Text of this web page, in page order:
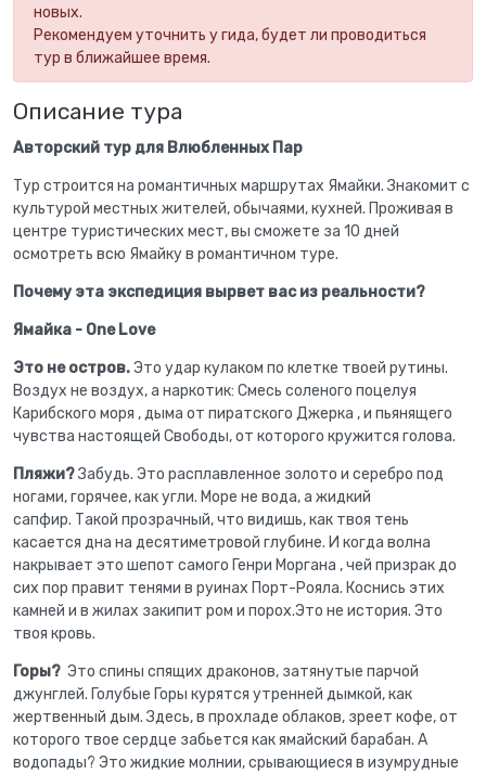
новых.
Рекомендуем уточнить у гида, будет ли проводиться
тур в ближайшее время.
Описание тура
Авторский тур для Влюбленных Пар
Тур строится на романтичных маршрутах Ямайки. Знакомит с
культурой местных жителей, обычаями, кухней. Проживая в
центре туристических мест, вы сможете за 10 дней
осмотреть всю Ямайку в романтичном туре.
Почему эта экспедиция вырвет вас из реальности?
Ямайка - One Love
Это не остров.Это удар кулаком по клетке твоей рутины.
Воздух не воздух, а наркотик: Смесь соленого поцелуя
Карибского моря , дыма от пиратского Джерка , и пьянящего
чувства настоящей Свободы, от которого кружится голова.
Пляжи?Забудь. Это расплавленное золото и серебро под
ногами, горячее, как угли. Море не вода, а жидкий
сапфир. Такой прозрачный, что видишь, как твоя тень
касается дна на десятиметровой глубине. И когда волна
накрывает это шепот самого Генри Моргана , чей призрак до
сих пор правит тенями в руинах Порт-Рояла. Коснись этих
камней и в жилах закипит ром и порох.Это не история. Это
твоя кровь.
Горы? Это спины спящих драконов, затянутые парчой
джунглей. Голубые Горы курятся утренней дымкой, как
жертвенный дым. Здесь, в прохладе облаков, зреет кофе, от
которого твое сердце забьется как ямайский барабан. А
водопады? Это жидкие молнии, срывающиеся в изумрудные